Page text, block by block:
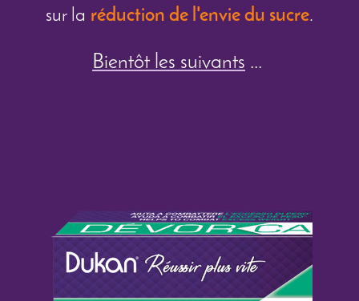
sur la réduction de l'envie du sucre.
Bientôt les suivants ...